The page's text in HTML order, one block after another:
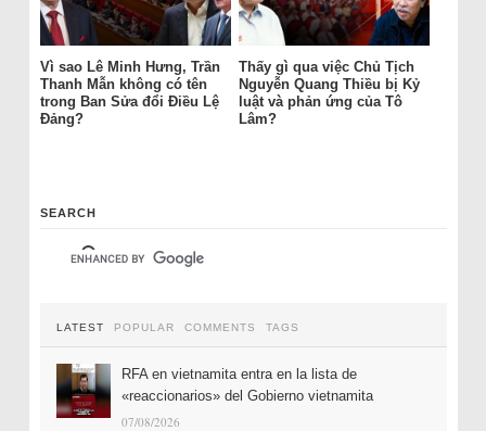
Vì sao Lê Minh Hưng, Trần
Thanh Mẫn không có tên
trong Ban Sửa đổi Điều Lệ
Đảng?
Thấy gì qua việc Chủ Tịch
Nguyễn Quang Thiều bị Kỷ
luật và phản ứng của Tô
Lâm?
SEARCH
LATEST POPULAR COMMENTS TAGS
RFA en vietnamita entra en la lista de
«reaccionarios» del Gobierno vietnamita
07/08/2026